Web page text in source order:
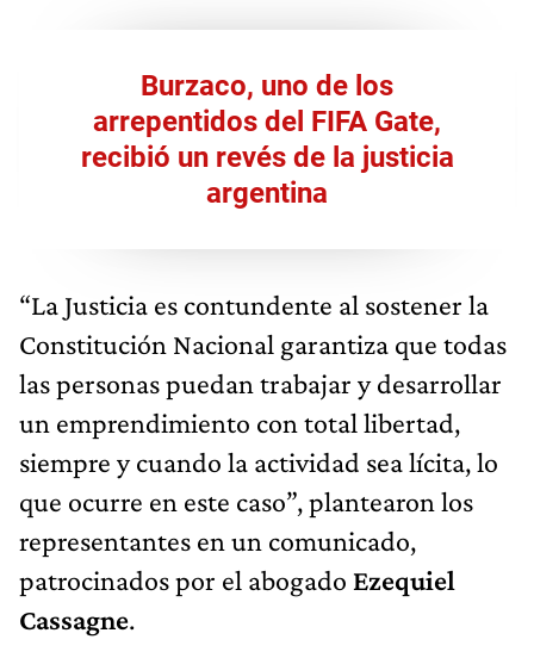
Burzaco, uno de los
arrepentidos del FIFA Gate,
recibió un revés de la justicia
argentina
“La Justicia es contundente al sostener la
Constitución Nacional garantiza que todas
las personas puedan trabajar y desarrollar
un emprendimiento con total libertad,
siempre y cuando la actividad sea lícita, lo
que ocurre en este caso”, plantearon los
representantes en un comunicado,
patrocinados por el abogado Ezequiel
Cassagne.